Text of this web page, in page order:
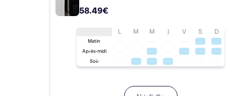
58.49€
L M M J V S D
Matin
Après-midi
Soir